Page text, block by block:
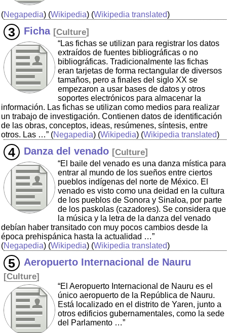
(Negapedia) (Wikipedia) (Wikipedia translated)
Ficha [Culture]
“Las fichas se utilizan para registrar los datos
extraídos de fuentes bibliográficas o no
bibliográficas. Tradicionalmente las fichas
eran tarjetas de forma rectangular de diversos
tamaños, pero a finales del siglo XX se
empezaron a usar bases de datos y otros
soportes electrónicos para almacenar la
información. Las fichas se utilizan como medios para realizar
un trabajo de investigación. Contienen datos de identificación
de las obras, conceptos, ideas, resúmenes, síntesis, entre
otros. Las …” (Negapedia) (Wikipedia) (Wikipedia translated)
Danza del venado [Culture]
“El baile del venado es una danza mística para
entrar al mundo de los sueños entre ciertos
pueblos indígenas del norte de México. El
venado es visto como una deidad en la cultura
de los pueblos de Sonora y Sinaloa, por parte
de los paskolas (cazadores). Se considera que
la música y la letra de la danza del venado
debían haber transitado con muy pocos cambios desde la
época prehispánica hasta la actualidad …”
(Negapedia) (Wikipedia) (Wikipedia translated)
Aeropuerto Internacional de Nauru
[Culture]
“El Aeropuerto Internacional de Nauru es el
único aeropuerto de la República de Nauru.
Está localizado en el distrito de Yaren, junto a
otros edificios gubernamentales, como la sede
del Parlamento …”